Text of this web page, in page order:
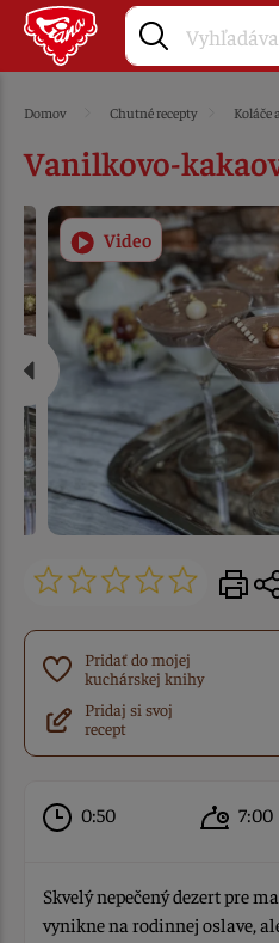
Domov Chutné recepty Koláče
Vanilkovo-
Video
Pridať do mojej
kuchárskej knihy
Pridaj si svoj
recept
0:50 7:00
Skvelý nepečený dezert pre
vynikne na rodinnej oslave,